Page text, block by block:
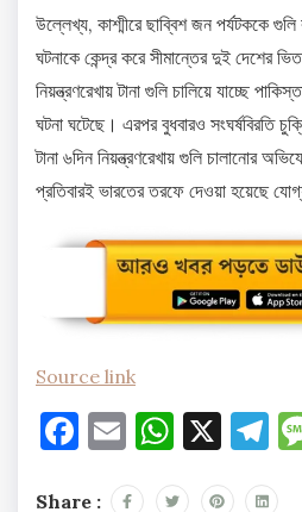
উল্লেখ্য, কাশ্মীরে ছাব্বিশ জন পর্যটককে
ঘটনাকে কেন্দ্র করে সীমান্তের দুই দেশের
নিয়ন্ত্রণরেখায় টানা গুলি চালিয়ে যাচ্ছে
ঘটনা ঘটেছে। এরপর বুধবারও সংঘর্ষবিরতি
টানা ৬দিন নিয়ন্ত্রণরেখায় গুলি চালানোর
প্রতিবারই ভারতের তরফে দেওয়া হয়েছে
Source link
Facebook
EmailX
Share :